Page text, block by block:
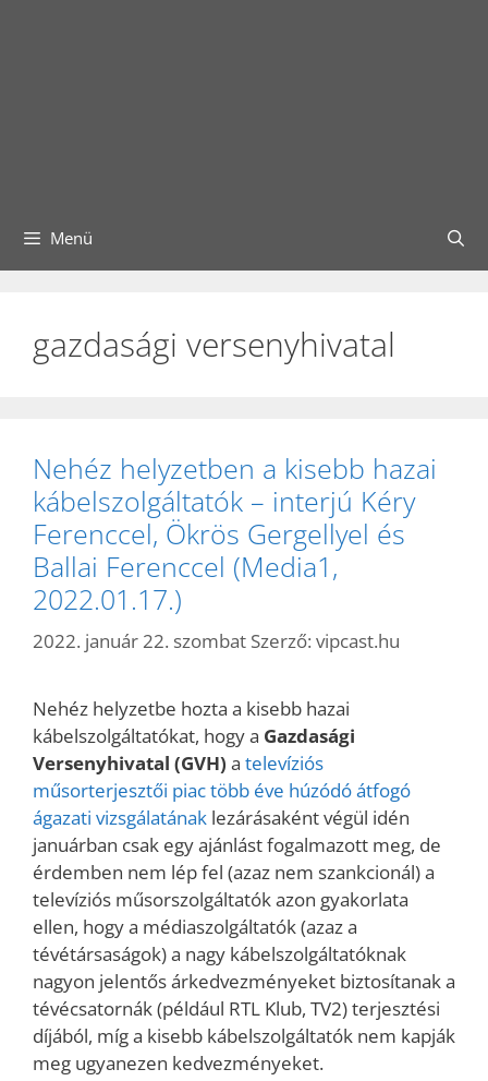
Menü
gazdasági versenyhivatal
Nehéz helyzetben a kisebb hazai
kábelszolgáltatók – interjú Kéry
Ferenccel, Ökrös Gergellyel és
Ballai Ferenccel (Media1,
2022.01.17.)
2022. január 22. szombat Szerző: vipcast.hu
Nehéz helyzetbe hozta a kisebb hazai
kábelszolgáltatókat, hogy a Gazdasági
Versenyhivatal (GVH) a televíziós
műsorterjesztői piac több éve húzódó átfogó
ágazati vizsgálatának lezárásaként végül idén
januárban csak egy ajánlást fogalmazott meg, de
érdemben nem lép fel (azaz nem szankcionál) a
televíziós műsorszolgáltatók azon gyakorlata
ellen, hogy a médiaszolgáltatók (azaz a
tévétársaságok) a nagy kábelszolgáltatóknak
nagyon jelentős árkedvezményeket biztosítanak a
tévécsatornák (például RTL Klub, TV2) terjesztési
díjából, míg a kisebb kábelszolgáltatók nem kapják
meg ugyanezen kedvezményeket.